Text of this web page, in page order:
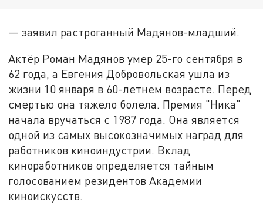
— заявил растроганный Мадянов-младший.
Актёр Роман Мадянов умер 25-го сентября в
62 года, а Евгения Добровольская ушла из
жизни 10 января в 60-летнем возрасте. Перед
смертью она тяжело болела. Премия "Ника"
начала вручаться с 1987 года. Она является
одной из самых высокозначимых наград для
работников киноиндустрии. Вклад
киноработников определяется тайным
голосованием резидентов Академии
киноискусств.